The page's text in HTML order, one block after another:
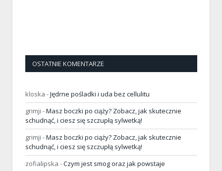
OSTATNIE KOMENTARZE
kloska -Jędrne pośladki i uda bez cellulitu
grimji -Masz boczki po ciąży? Zobacz, jak skutecznie
schudnąć, i ciesz się szczupłą sylwetką!
grimji -Masz boczki po ciąży? Zobacz, jak skutecznie
schudnąć, i ciesz się szczupłą sylwetką!
zofialipska -Czym jest smog oraz jak powstaje